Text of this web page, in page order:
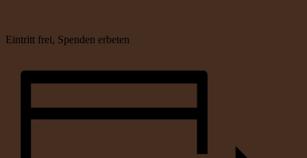
Eintritt frei, Spenden erbeten